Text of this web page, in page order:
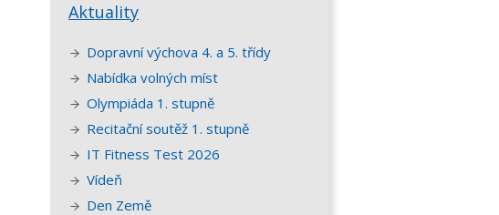
Aktuality
Dopravní výchova 4. a 5. třídy
Nabídka volných míst
Olympiáda 1. stupně
Recitační soutěž 1. stupně
IT Fitness Test 2026
Vídeň
Den Země